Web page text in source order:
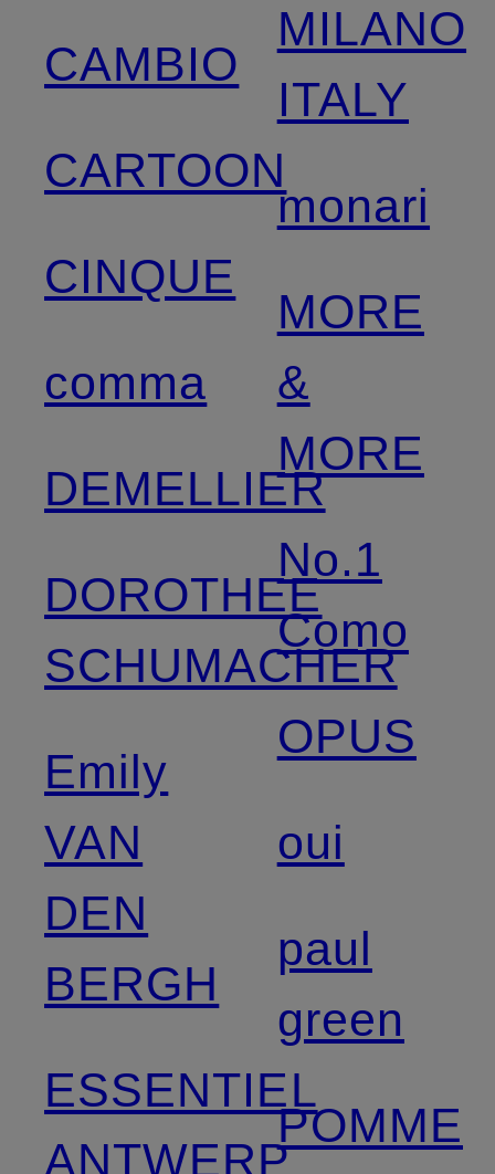
CAMBIO
CARTOON
CINQUE
comma
DEMELLIER
DOROTHEE
SCHUMACHER
Emily
VAN
DEN
BERGH
ESSENTIEL
ANTWERP
MILANO
ITALY
monari
MORE
&
MORE
No.1
Como
OPUS
oui
paul
green
POMME